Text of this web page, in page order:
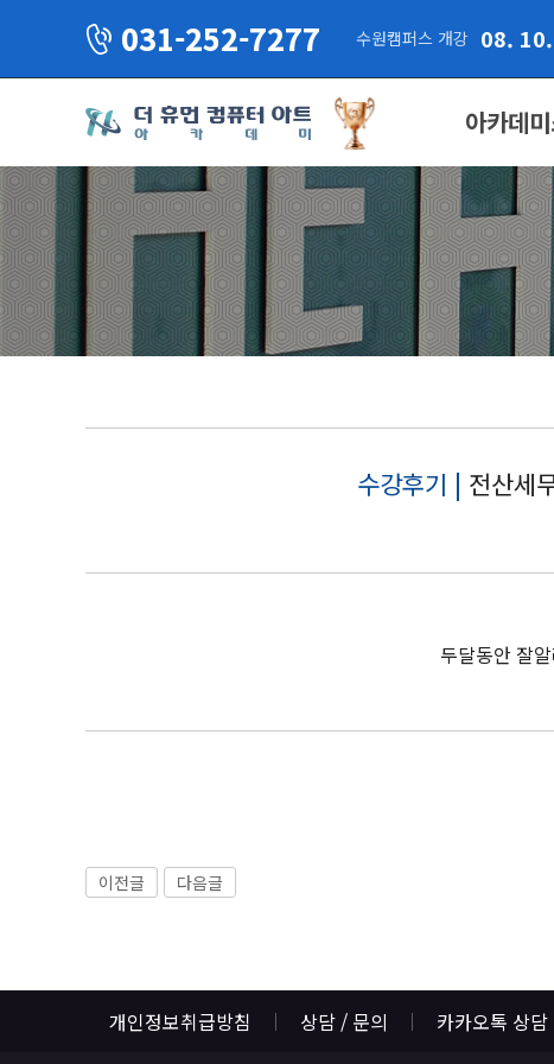
031-252-7277 수원캠퍼스 개강 08. 10.
아카데
수강후기 | 전산세
두달동안 잘
이전글 다음글
개인정보취급방침 상담 / 문의 카카오톡 상담